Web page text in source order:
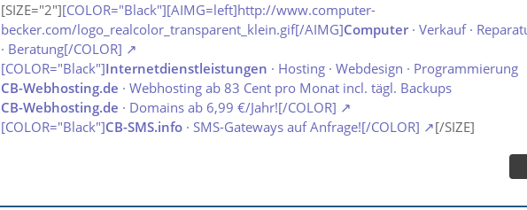
[SIZE="2"][COLOR="Black"][AIMG=left]http://www.computer-
becker.com/logo_realcolor_transparent_klein.gif[/AIMG]Computer · Verkauf ·
· Beratung[/COLOR]
[COLOR="Black"]Internetdienstleistungen · Hosting · Webdesign · Programmierung
CB-Webhosting.de · Webhosting ab 83 Cent pro Monat incl. tägl. Backups
CB-Webhosting.de · Domains ab 6,99 €/Jahr![/COLOR]
[COLOR="Black"]CB-SMS.info · SMS-Gateways auf Anfrage![/COLOR] [/SIZE]